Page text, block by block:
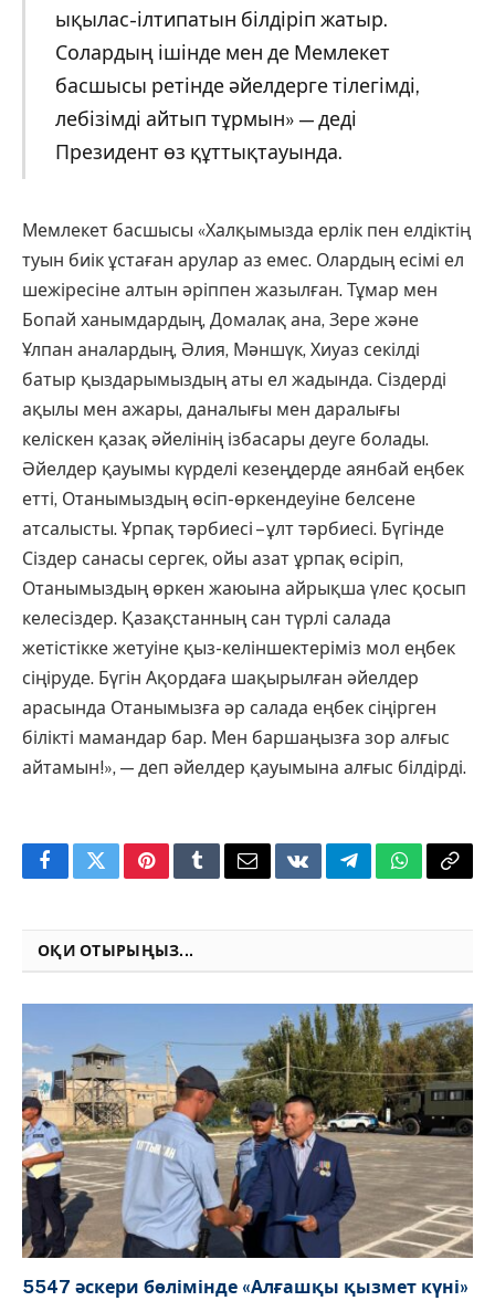
ықылас-ілтипатын білдіріп жатыр.
Солардың ішінде мен де Мемлекет
басшысы ретінде әйелдерге тілегімді,
лебізімді айтып тұрмын» — деді
Президент өз құттықтауында.
Мемлекет басшысы «Халқымызда ерлік пен елдіктің
туын биік ұстаған арулар аз емес. Олардың есімі ел
шежіресіне алтын әріппен жазылған. Тұмар мен
Бопай ханымдардың, Домалақ ана, Зере және
Ұлпан аналардың, Әлия, Мәншүк, Хиуаз секілді
батыр қыздарымыздың аты ел жадында. Сіздерді
ақылы мен ажары, даналығы мен даралығы
келіскен қазақ әйелінің ізбасары деуге болады.
Әйелдер қауымы күрделі кезеңдерде аянбай еңбек
етті, Отанымыздың өсіп-өркендеуіне белсене
атсалысты. Ұрпақ тәрбиесі – ұлт тәрбиесі. Бүгінде
Сіздер санасы сергек, ойы азат ұрпақ өсіріп,
Отанымыздың өркен жаюына айрықша үлес қосып
келесіздер. Қазақстанның сан түрлі салада
жетістікке жетуіне қыз-келіншектеріміз мол еңбек
сіңіруде. Бүгін Ақордаға шақырылған әйелдер
арасында Отанымызға әр салада еңбек сіңірген
білікті мамандар бар. Мен баршаңызға зор алғыс
айтамын!», — деп әйелдер қауымына алғыс білдірді.
FacebookTwitterPinterestTumblrEmailVKontakteTelegramWhatsApp
Copy
ОҚИ ОТЫРЫҢЫЗ...
5547 әскери бөлімінде «Алғашқы қызмет күні»